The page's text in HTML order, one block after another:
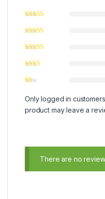
Only logged in
product may leave a
There are no